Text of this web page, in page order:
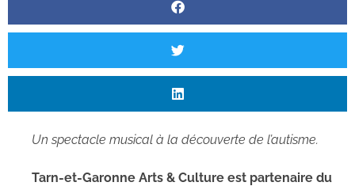
Un spectacle musical à la découverte de l’autisme.
Tarn-et-Garonne Arts & Culture est partenaire du